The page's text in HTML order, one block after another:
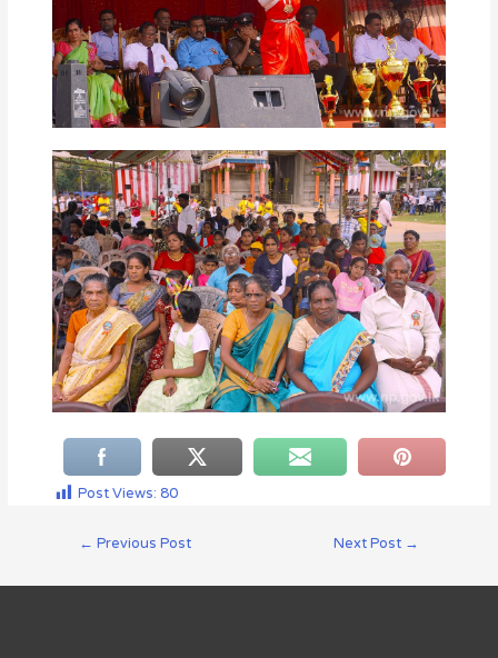
Post Views: 80
← Previous Post Next Post →